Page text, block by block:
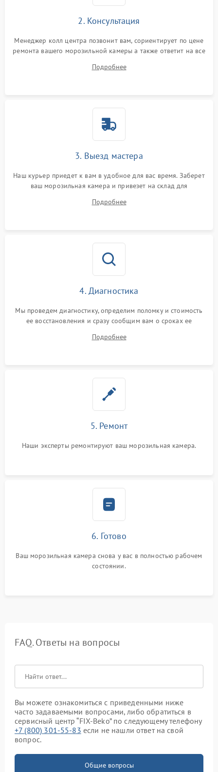
2. Консультация
Менеджер колл центра позвонит вам, сориентирует по цене
ремонта вашего морозильной камеры а также ответит на все
Подробнее
3. Выезд мастера
Наш курьер приедет к вам в удобное для вас время. Заберет
ваш морозильная камера и привезет на склад для
Подробнее
4. Диагностика
Мы проведем диагностику, определим поломку и стоимость
ее восстановления и сразу сообщим вам о сроках ее
Подробнее
5. Ремонт
Наши эксперты ремонтируют ваш морозильная камера.
6. Готово
Ваш морозильная камера снова у вас в полностью рабочем
состоянии.
FAQ. Ответы на вопросы
Вы можете ознакомиться с приведенными ниже
часто задаваемыми вопросами, либо обратиться в
сервисный центр “FIX-Beko” по следующему телефону
+7 (800) 301-55-83 если не нашли ответ на свой
вопрос.
Общие вопросы